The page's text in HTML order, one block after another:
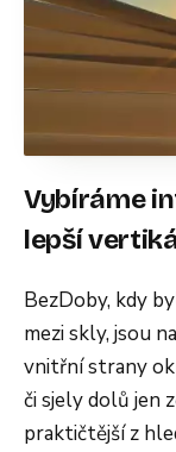
Vybíráme
lepší
BezDoby, kdy
mezi skly, jsou
vnitřní strany
či sjely dolů jen
praktičtější z